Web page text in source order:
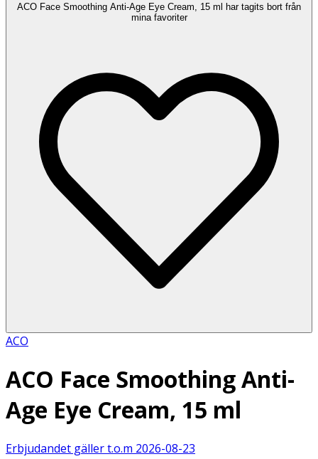
ACO Face Smoothing Anti-Age Eye Cream, 15 ml har tagits bort från
mina favoriter
ACO
ACO Face Smoothing Anti-
Age Eye Cream, 15 ml
Erbjudandet gäller t.o.m 2026-08-23